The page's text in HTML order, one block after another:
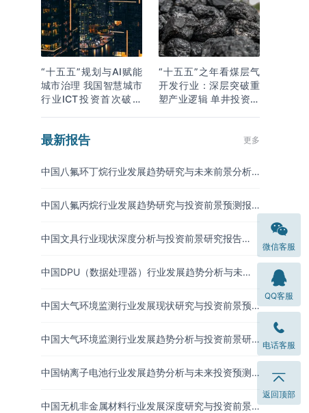
“十五五”规划与AI赋能
城市治理 我国智慧城市
行业ICT投资首次破万
“十五五”之年看煤层气
开发行业：深层突破重
塑产业逻辑 单井投资成
最新报告 更多
中国八氟环丁烷行业发展趋势研究与未来前景分析
中国八氟丙烷行业发展趋势研究与投资前景预测报
中国文具行业现状深度分析与投资前景研究报告
中国DPU（数据处理器）行业发展趋势分析与未来
中国大气环境监测行业发展现状研究与投资前景预
中国大气环境监测行业发展趋势分析与投资前景研
中国钠离子电池行业发展趋势分析与未来投资预测
中国无机非金属材料行业发展深度研究与投资前景
微信客服
QQ客服
电话客服
返回顶部